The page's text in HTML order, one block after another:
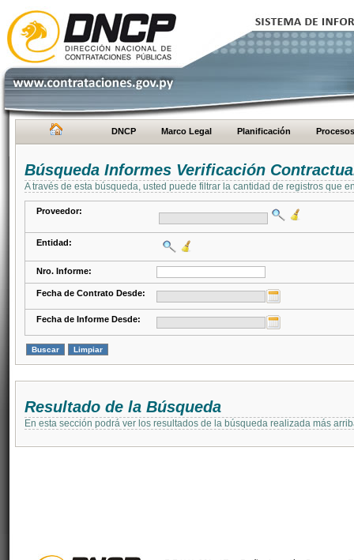
DNCP Marco Legal Planificación Procesos
Búsqueda Informes Verificación
A través de esta búsqueda, usted puede filtrar la cantidad de registros que
Proveedor:
Entidad:
Nro. Informe:
Fecha de Contrato Desde:
Fecha de Informe Desde:
Resultado de la Búsqueda
En esta sección podrá ver los resultados de la búsqueda realizada más